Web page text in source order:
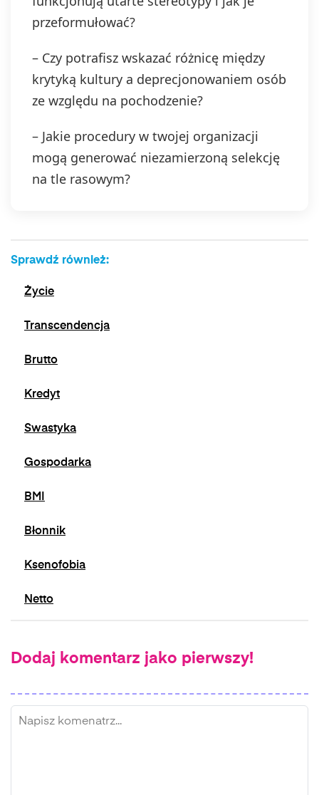
przeformułować?
– Czy potrafisz wskazać różnicę między
krytyką kultury a deprecjonowaniem osób
ze względu na pochodzenie?
– Jakie procedury w twojej organizacji
mogą generować niezamierzoną selekcję
na tle rasowym?
Sprawdź również:
Życie
Transcendencja
Brutto
Kredyt
Swastyka
Gospodarka
BMI
Błonnik
Ksenofobia
Netto
Dodaj komentarz jako pierwszy!